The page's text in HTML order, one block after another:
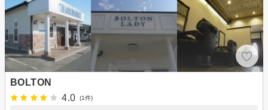
BOLTON
4.0
(1件)